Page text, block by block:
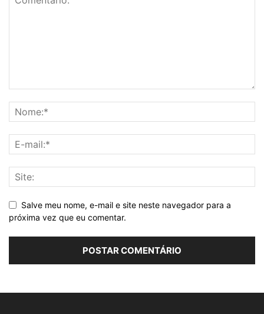
Salve meu nome, e-mail e site neste navegador para a
próxima vez que eu comentar.